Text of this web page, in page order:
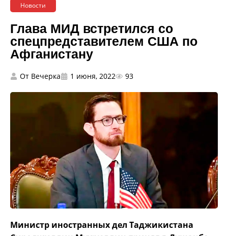
Новости
Глава МИД встретился со
спецпредставителем США по
Афганистану
От Вечерка 1 июня, 2022 93
Министр иностранных дел Таджикистана